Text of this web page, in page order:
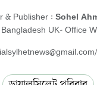
& Publisher : Sohel
UK- Office